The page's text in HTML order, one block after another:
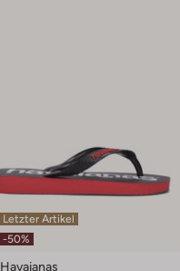
Letzter Artikel
-50%
Havaianas